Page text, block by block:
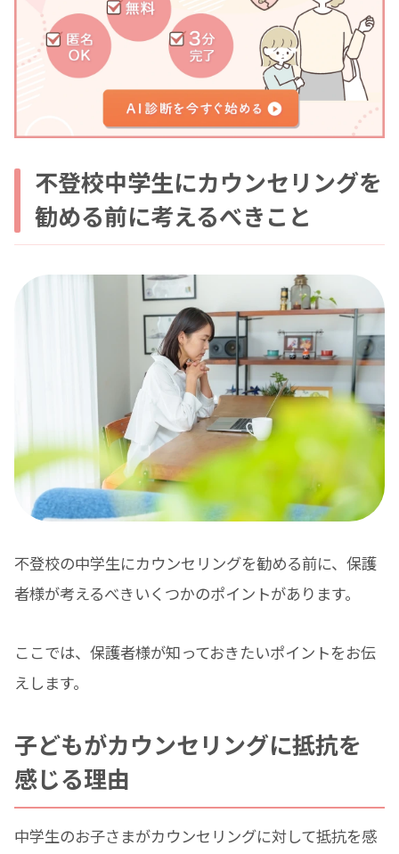
不登校中学生にカウンセリングを
勧める前に考えるべきこと
不登校の中学生にカウンセリングを勧める前に、保護
者様が考えるべきいくつかのポイントがあります。
ここでは、保護者様が知っておきたいポイントをお伝
えします。
子どもがカウンセリングに抵抗を
感じる理由
中学生のお子さまがカウンセリングに対して抵抗を感